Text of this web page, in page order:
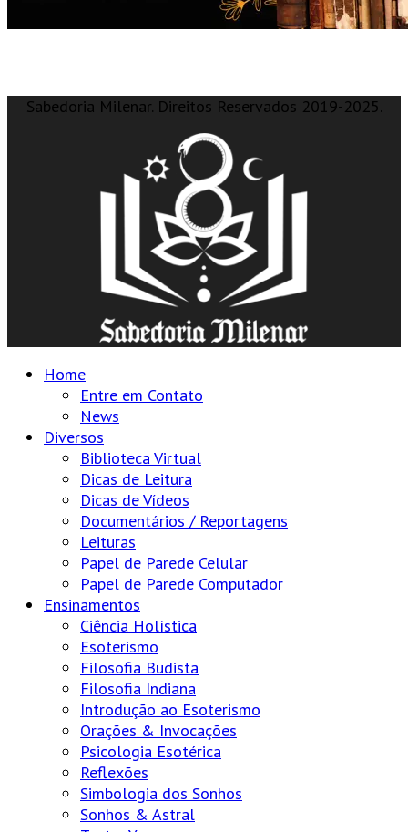
Sabedoria Milenar. Direitos Reservados 2019-2025.
Home
Entre em Contato
News
Diversos
Biblioteca Virtual
Dicas de Leitura
Dicas de Vídeos
Documentários / Reportagens
Leituras
Papel de Parede Celular
Papel de Parede Computador
Ensinamentos
Ciência Holística
Esoterismo
Filosofia Budista
Filosofia Indiana
Introdução ao Esoterismo
Orações & Invocações
Psicologia Esotérica
Reflexões
Simbologia dos Sonhos
Sonhos & Astral